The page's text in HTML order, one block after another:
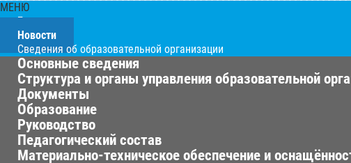
МЕНЮ
Главная
Новости
Сведения об образовательной организации
Основные сведения
Структура и органы управления образовательной
Документы
Образование
Руководство
Педагогический состав
Материально-техническое обеспечение и